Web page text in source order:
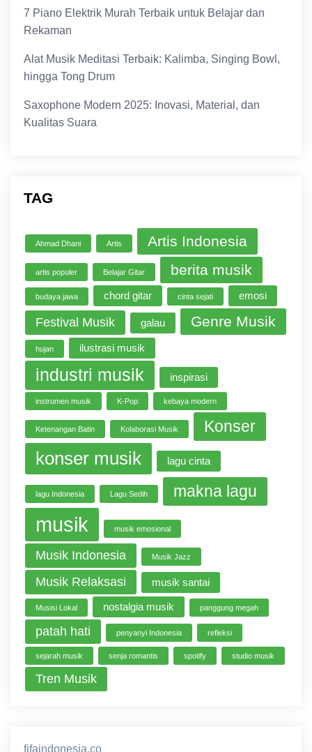
7 Piano Elektrik Murah Terbaik untuk Belajar dan
Rekaman
Alat Musik Meditasi Terbaik: Kalimba, Singing Bowl,
hingga Tong Drum
Saxophone Modern 2025: Inovasi, Material, dan
Kualitas Suara
TAG
Ahmad Dhani Artis Artis Indonesia
artis populer Belajar Gitar berita musik
budaya jawa chord gitar cinta sejati emosi
Festival Musik galau Genre Musik
hujan ilustrasi musik
industri musik inspirasi
instrumen musik K-Pop kebaya modern
Ketenangan Batin Kolaborasi Musik Konser
konser musik lagu cinta
lagu Indonesia Lagu Sedih makna lagu
musik musik emosional
Musik Indonesia Musik Jazz
Musik Relaksasi musik santai
Musisi Lokal nostalgia musik panggung megah
patah hati penyanyi Indonesia refleksi
sejarah musik senja romantis spotify studio musik
Tren Musik
fifaindonesia.co